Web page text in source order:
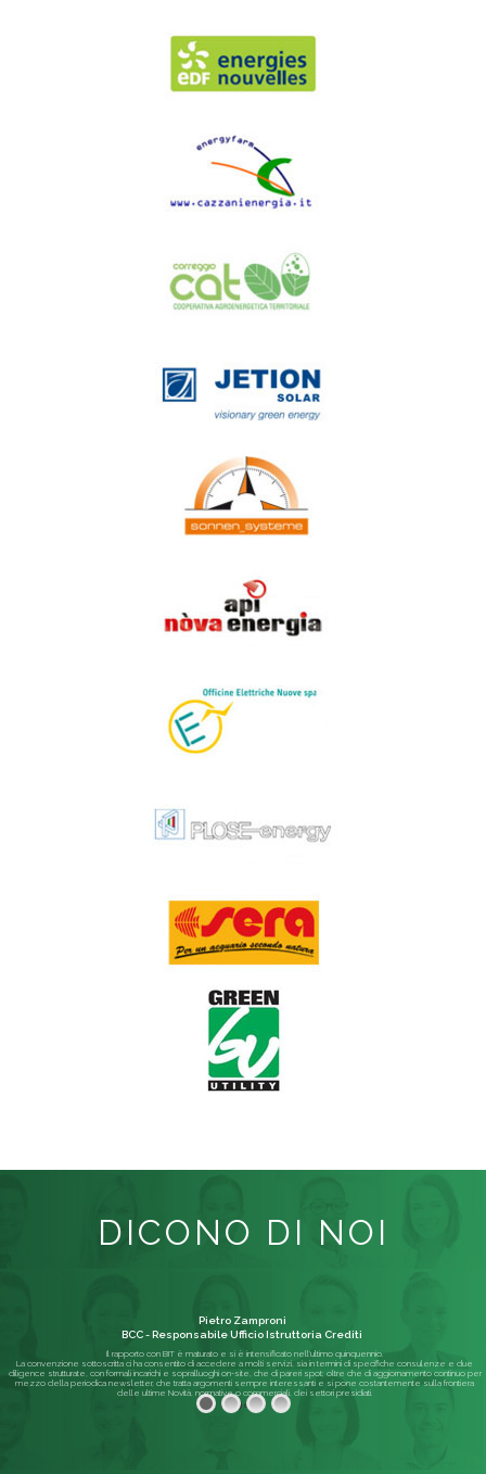
DICONO DI NOI
Il rapporto con BIT è maturato e si è intensificato nell'ultimo quinquennio.
La convenzione sottoscritta ci ha consentito di accedere a molti servizi, sia in termini di specifiche consulenze e due
diligence strutturate, con formali incarichi e sopralluoghi on-site, che di pareri spot; oltre che di aggiornamento continuo per
mezzo della periodica newsletter, che tratta argomenti sempre interessanti e si pone costantemente sulla frontiera
delle ultime Novità, normative o commerciali, dei settori presidiati.
Pietro Zamproni
BCC - Responsabile Ufficio Istruttoria Crediti
Leggi di più